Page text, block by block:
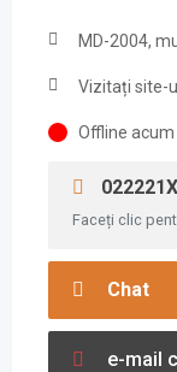
MD-2004,
Vizitați site-
Offline acum
Faceți clic
Chat
e-mail